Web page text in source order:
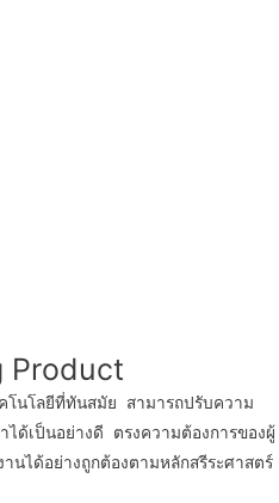
Product
โนโลยีที่ทันสมัย สามารถปรับความ
ด้เป็นอย่างดี ตรงความต้องการของผู้
นได้อย่างถูกต้องตามหลักสรีระศาสตร์